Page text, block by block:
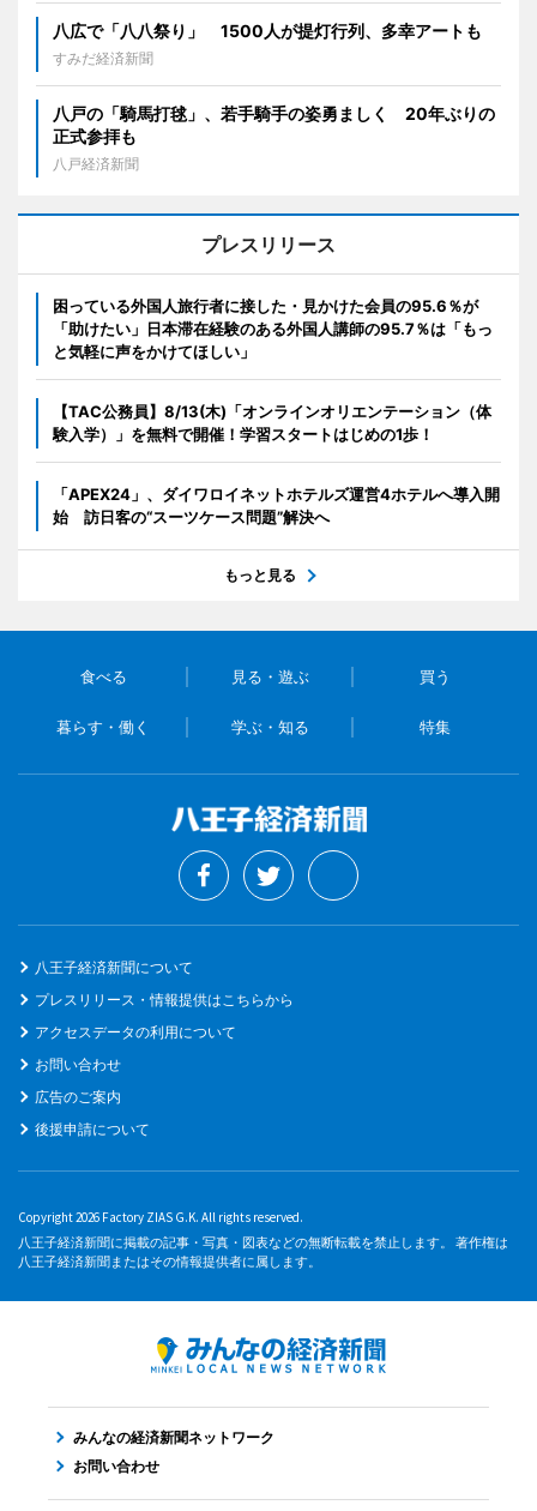
八広で「八八祭り」 1500人が提灯行列、多幸アートも
すみだ経済新聞
八戸の「騎馬打毬」、若手騎手の姿勇ましく 20年ぶりの
正式参拝も
八戸経済新聞
プレスリリース
困っている外国人旅行者に接した・見かけた会員の95.6％が
「助けたい」日本滞在経験のある外国人講師の95.7％は「もっ
と気軽に声をかけてほしい」
【TAC公務員】8/13(木)「オンラインオリエンテーション（体
験入学）」を無料で開催！学習スタートはじめの1歩！
「APEX24」、ダイワロイネットホテルズ運営4ホテルへ導入開
始 訪日客の“スーツケース問題”解決へ
もっと見る
食べる 見る・遊ぶ 買う
暮らす・働く 学ぶ・知る 特集
八王子経済新聞について
プレスリリース・情報提供はこちらから
アクセスデータの利用について
お問い合わせ
広告のご案内
後援申請について
Copyright 2026 Factory ZIAS G.K. All rights reserved.
八王子経済新聞に掲載の記事・写真・図表などの無断転載を禁止します。 著作権は
八王子経済新聞またはその情報提供者に属します。
みんなの経済新聞ネットワーク
お問い合わせ